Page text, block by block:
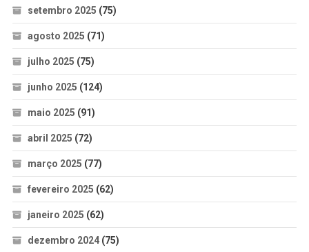
setembro 2025 (75)
agosto 2025 (71)
julho 2025 (75)
junho 2025 (124)
maio 2025 (91)
abril 2025 (72)
março 2025 (77)
fevereiro 2025 (62)
janeiro 2025 (62)
dezembro 2024(75)